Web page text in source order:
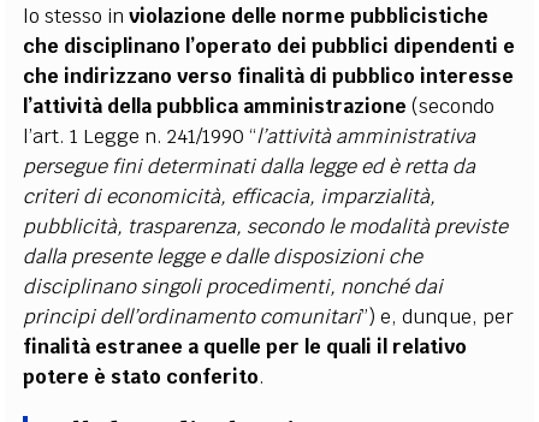
lo stesso inviolazione delle norme pubblicistiche
che disciplinano l’operato dei pubblici dipendenti e
che indirizzano verso finalità di pubblico interesse
l’attività della pubblica amministrazione (secondo
l’art. 1 Legge n. 241/1990 “l’attività amministrativa
persegue fini determinati dalla legge ed è retta da
criteri di economicità, efficacia, imparzialità,
pubblicità, trasparenza, secondo le modalità previste
dalla presente legge e dalle disposizioni che
disciplinano singoli procedimenti, nonché dai
principi dell’ordinamento comunitari”) e, dunque, per
finalità estranee a quelle per le quali il relativo
potere è stato conferito.